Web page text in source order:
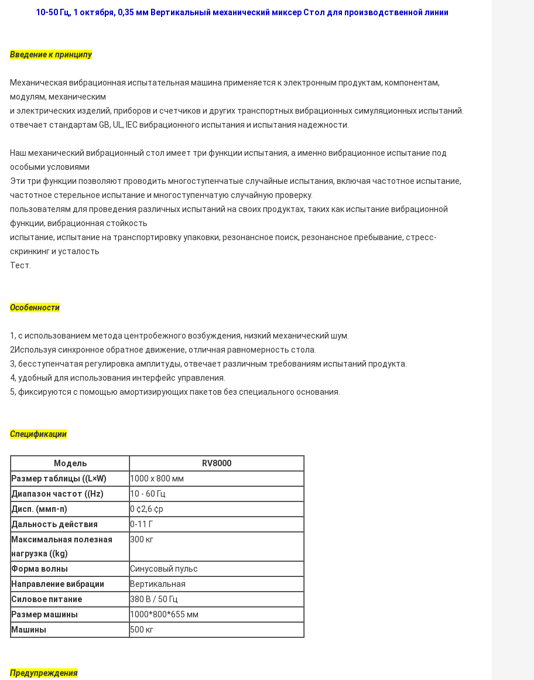
10-50 Гц, 1 октября, 0,35 мм Вертикальный механический миксер Стол для производственной линии
Введение к принципу
Механическая вибрационная испытательная машина применяется к электронным продуктам, компонентам,
модулям, механическим
и электрических изделий, приборов и счетчиков и других транспортных вибрационных симуляционных испытаний.
отвечает стандартам GB, UL, IEC вибрационного испытания и испытания надежности.
Наш механический вибрационный стол имеет три функции испытания, а именно вибрационное испытание под
особыми условиями
Эти три функции позволяют проводить многоступенчатые случайные испытания, включая частотное испытание,
частотное стерельное испытание и многоступенчатую случайную проверку.
пользователям для проведения различных испытаний на своих продуктах, таких как испытание вибрационной
функции, вибрационная стойкость
испытание, испытание на транспортировку упаковки, резонансное поиск, резонансное пребывание, стресс-
скринкинг и усталость
Тест.
Особенности
1, с использованием метода центробежного возбуждения, низкий механический шум.
2Используя синхронное обратное движение, отличная равномерность стола.
3, бесступенчатая регулировка амплитуды, отвечает различным требованиям испытаний продукта.
4, удобный для использования интерфейс управления.
5, фиксируются с помощью амортизирующих пакетов без специального основания.
Спецификации
Модель
RV8000
Размер таблицы ((L×W)
1000 x 800 мм
Диапазон частот ((Hz)
10 - 60 Гц
Дисп. (ммп-п)
0 ¢2,6 ¢p
Дальность действия
0-11 Г
Максимальная полезная
нагрузка ((kg)
300 кг
Форма волны
Синусовый пульс
Направление вибрации
Вертикальная
Силовое питание
380 В / 50 Гц
Размер машины
1000*800*655 мм
Машины
500 кг
Предупреждения